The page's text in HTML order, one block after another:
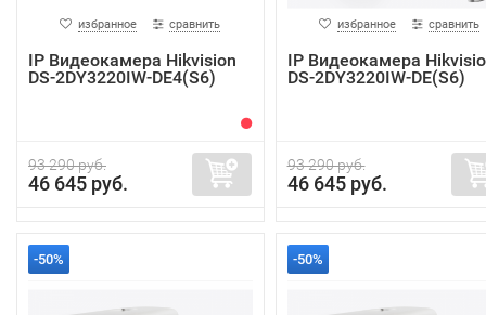
избранное сравнить
IP Видеокамера Hikvision
DS-2DY3220IW-DE4(S6)
93 290 руб.
46 645 руб.
избранное сравнить
IP Видеокамера
DS-2DY3220IW-DE(S6)
93 290 руб.
46 645 руб.
-50% -50%